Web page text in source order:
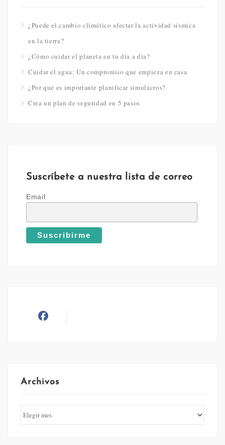
¿Puede el cambio climático afectar la actividad sísmica
en la tierra?
¿Cómo cuidar el planeta en tu día a día?
Cuidar el agua: Un compromiso que empieza en casa
¿Por qué es importante planificar simulacros?
Crea un plan de seguridad en 5 pasos
Suscríbete a nuestra lista de correo
Email
Archivos